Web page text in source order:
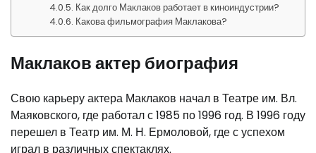
Как долго Маклаков работает в киноиндустрии?
Какова фильмография Маклакова?
Маклаков актер биография
Свою карьеру актера Маклаков начал в Театре им. Вл.
Маяковского, где работал с 1985 по 1996 год. В 1996 году
перешел в Театр им. М. Н. Ермоловой, где с успехом
играл в различных спектаклях.